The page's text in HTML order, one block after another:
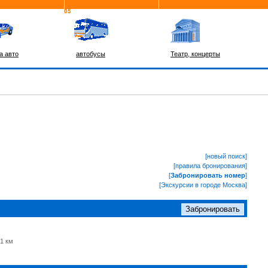
авто автобусы Театр, концерты
[новый поиск]
[правила бронирования]
[Забронировать номер]
[Экскурсии в городе Москва]
км